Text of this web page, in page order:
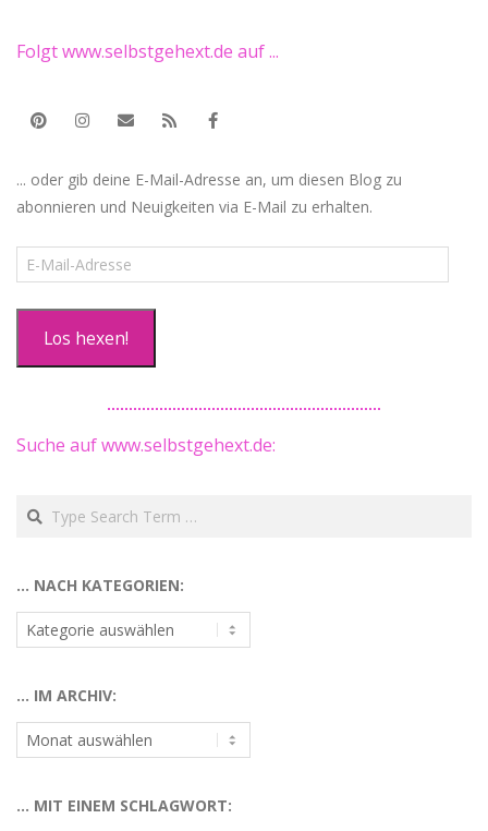
Folgt www.selbstgehext.de auf ...
... oder gib deine E-Mail-Adresse an, um diesen Blog zu
abonnieren und Neuigkeiten via E-Mail zu erhalten.
E-
Mail-
Los hexen!
Suche auf www.selbstgehext.de:
Search
… NACH KATEGORIEN:
…
nach
… IM ARCHIV:
…
im
… MIT EINEM SCHLAGWORT: